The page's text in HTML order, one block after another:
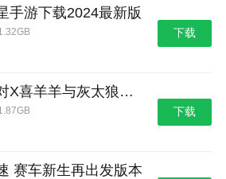
手游下载2024最新版
下载
蛋仔派对X喜羊羊与灰太狼联动第二弹版本
下载
赛车新生再出发版本